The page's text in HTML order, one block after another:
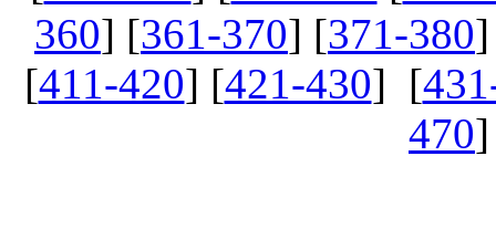
360] [361-370] [371-380
[411-420] [421-430] [
470